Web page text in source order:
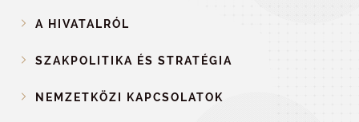
A HIVATALRÓL
SZAKPOLITIKA ÉS STRATÉGIA
NEMZETKÖZI KAPCSOLATOK